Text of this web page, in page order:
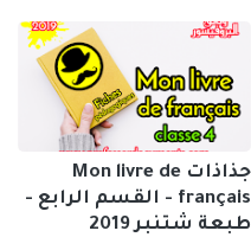
جذاذات Mon livre de
français - القسم الرابع -
طبعة شتنبر 2019